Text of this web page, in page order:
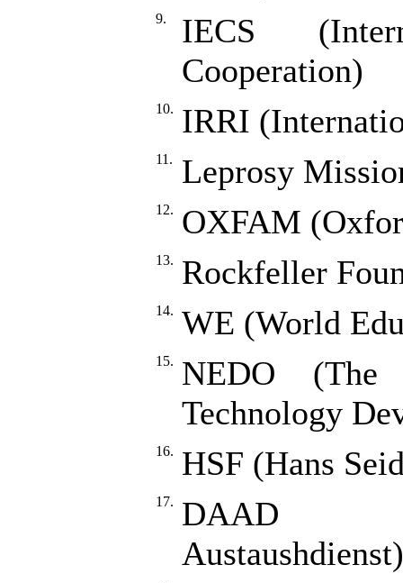
9.
IECS
Cooperation)
10. IRRI
11. Leprosy
12. OXFAM
13. Rockfeller
14. WE (World
15.
NEDO
Technology
16. HSF (Hans
17.
DAAD
Austaushdienst)